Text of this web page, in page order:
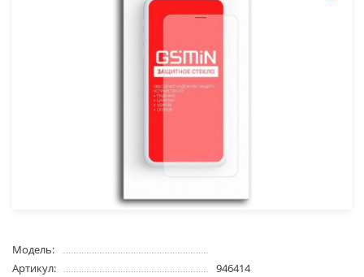
Модель:
Артикул:
946414